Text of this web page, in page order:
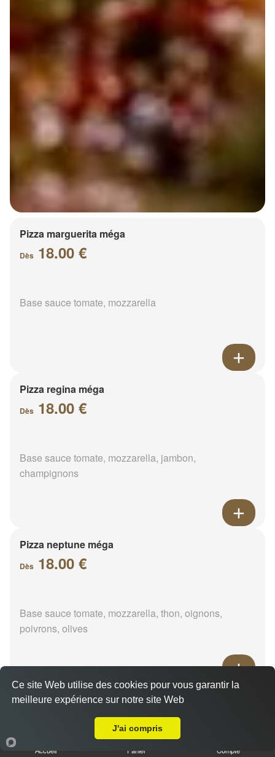
Pizza marguerita méga
Dès 18.00 €
Base sauce tomate, mozzarella
Pizza regina méga
Dès 18.00 €
Base sauce tomate, mozzarella, jambon,
champignons
Pizza neptune méga
Dès 18.00 €
Base sauce tomate, mozzarella, thon, oignons,
poivrons, olives
Pizza napolitaine méga
Accueil Panier Compte
Ce site Web utilise des cookies pour vous garantir la
meilleure expérience sur notre site Web
J'ai compris